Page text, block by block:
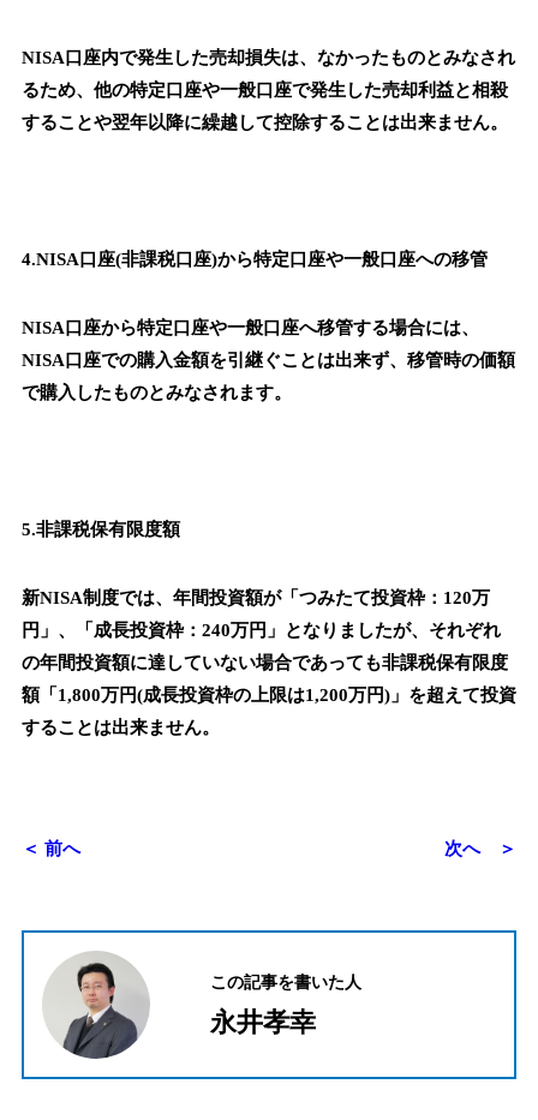
NISA口座内で発生した売却損失は、なかったものとみなされ
るため、他の特定口座や一般口座で発生した売却利益と相殺
することや翌年以降に繰越して控除することは出来ません。
4.NISA口座(非課税口座)から特定口座や一般口座への移管
NISA口座から特定口座や一般口座へ移管する場合には、
NISA口座での購入金額を引継ぐことは出来ず、移管時の価額
で購入したものとみなされます。
5.非課税保有限度額
新NISA制度では、年間投資額が「つみたて投資枠：120万
円」、「成長投資枠：240万円」となりましたが、それぞれ
の年間投資額に達していない場合であっても非課税保有限度
額「1,800万円(成長投資枠の上限は1,200万円)」を超えて投資
することは出来ません。
＜ 前へ 次へ ＞
この記事を書いた人
永井孝幸